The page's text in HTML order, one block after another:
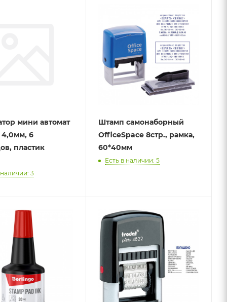
мини автомат
4,0мм, 6
пластик
3
Штамп самонаборный
OfficeSpace 8стр., рамка,
60*40мм
Есть в наличии: 5